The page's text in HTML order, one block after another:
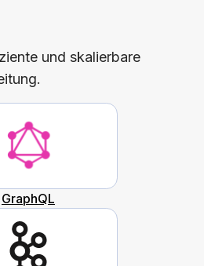
und skalierbare
GraphQL